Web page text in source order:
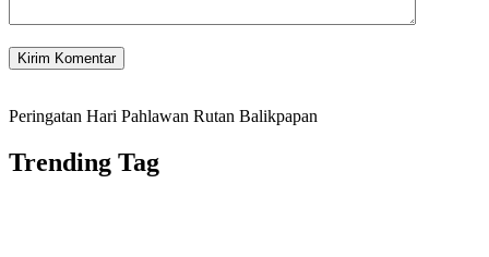
Peringatan Hari Pahlawan Rutan Balikpapan
Trending Tag